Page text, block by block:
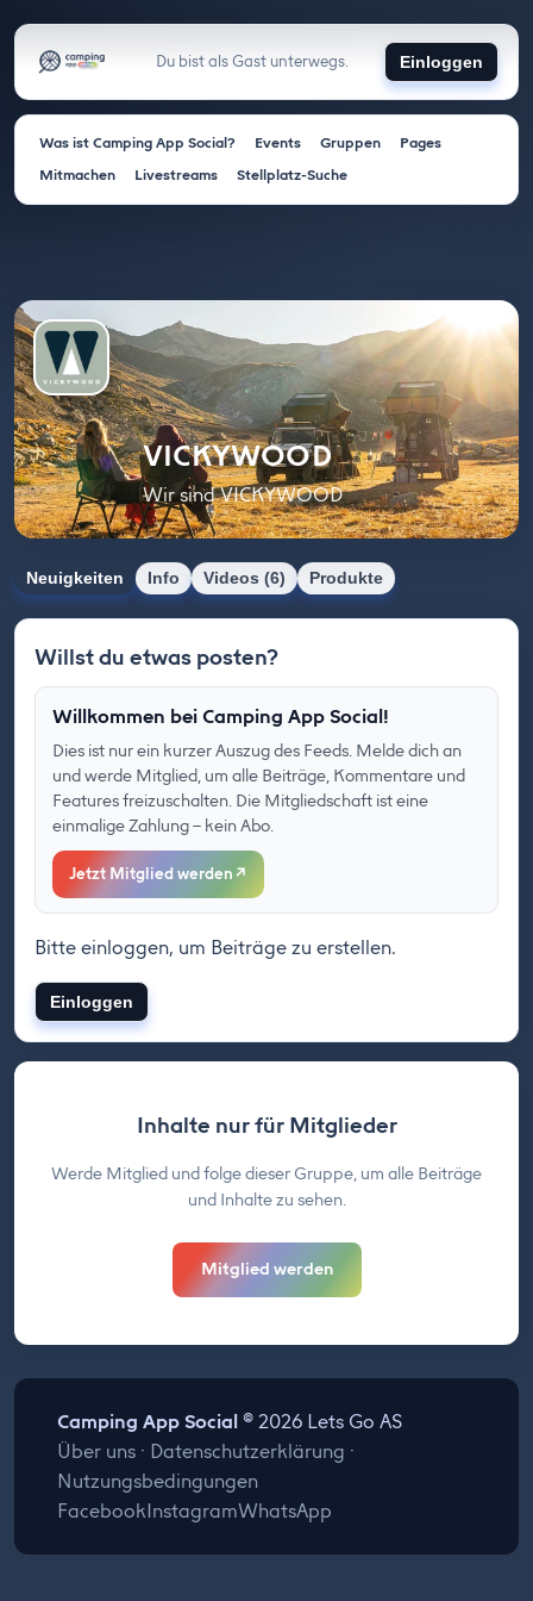
Du bist als Gast unterwegs. Einloggen
Was ist Camping App Social? Events Gruppen
Pages
Mitmachen
Livestreams Stellplatz-Suche
VICKYWOOD
Wir sind VICKYWOOD
Neuigkeiten Info Videos (6) Produkte
Willst du etwas posten?
Willkommen bei Camping App Social!
Dies ist nur ein kurzer Auszug des Feeds. Melde dich an
und werde Mitglied, um alle Beiträge, Kommentare und
Features freizuschalten. Die Mitgliedschaft ist eine
einmalige Zahlung – kein Abo.
Jetzt Mitglied werden ↗
Bitte einloggen, um Beiträge zu erstellen.
Einloggen
Inhalte nur für Mitglieder
Werde Mitglied und folge dieser Gruppe, um alle Beiträge
und Inhalte zu sehen.
Mitglied werden
Camping App Social© 2026 Lets Go AS
Über uns· Datenschutzerklärung ·
Nutzungsbedingungen
FacebookInstagramWhatsApp